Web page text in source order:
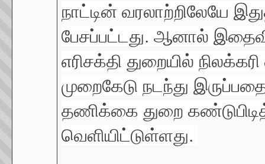
நாட்டின் வரலாற்றிலேயே
பேசப்பட்டது. ஆனால்
எரிசக்தி துறையில்
முறைகேடு நடந்து
தணிக்கை துறை
வெளியிட்டுள்ளது.